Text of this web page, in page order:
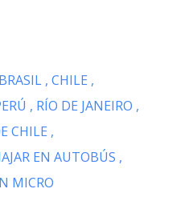
BRASIL CHILE
RÍO DE JANEIRO
CHILE
EN AUTOBÚS
MICRO